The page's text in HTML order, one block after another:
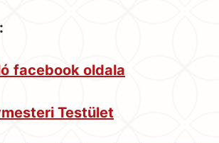
facebook oldala
Testület